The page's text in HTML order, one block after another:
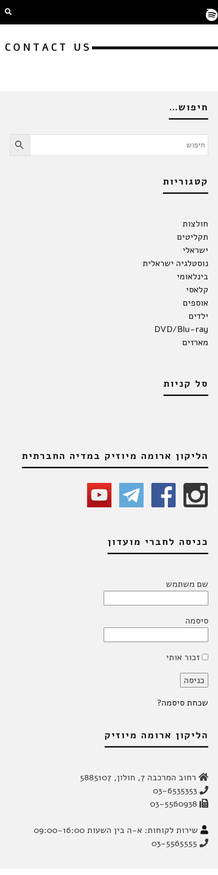
CONTACT US
חיפוש…
קטגוריות
חולצות
תקליטים
ישראלי
נוסטלגיה ישראלית
בינלאומי
קלאסי
אוספים
ילדים
DVD/Blu-ray
מארזים
סל קניות
הליקון ארומה מיוזיק במדיה החברתית
כניסה לחברי מועדון
שם משתמש
סיסמה
זכור אותי
שכחת סיסמה?
הליקון ארומה מיוזיק
רחוב המרכבה 7, חולון, 5885107
שירות לקוחות: א-ה בין השעות 09:00-16:00